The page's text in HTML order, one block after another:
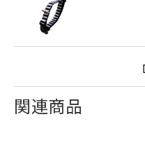
関連商品